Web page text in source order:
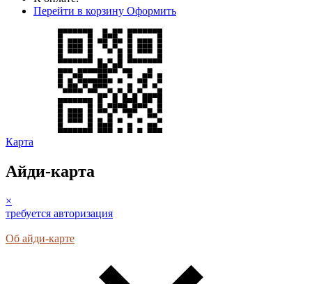
Перейти в корзину Оформить
Карта
Айди-карта
×
требуется авторизация
Об айди-карте